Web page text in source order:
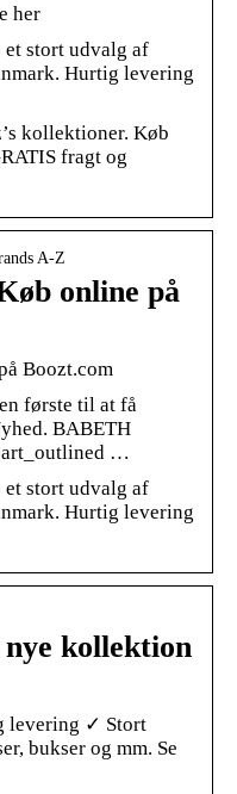
her
stort udvalg af
Hurtig levering
kollektioner. Køb
fragt og
A-Z
online på
Boozt.com
første til at få
BABETH
…
stort udvalg af
Hurtig levering
nye kollektion
levering ✓ Stort
bukser og mm. Se